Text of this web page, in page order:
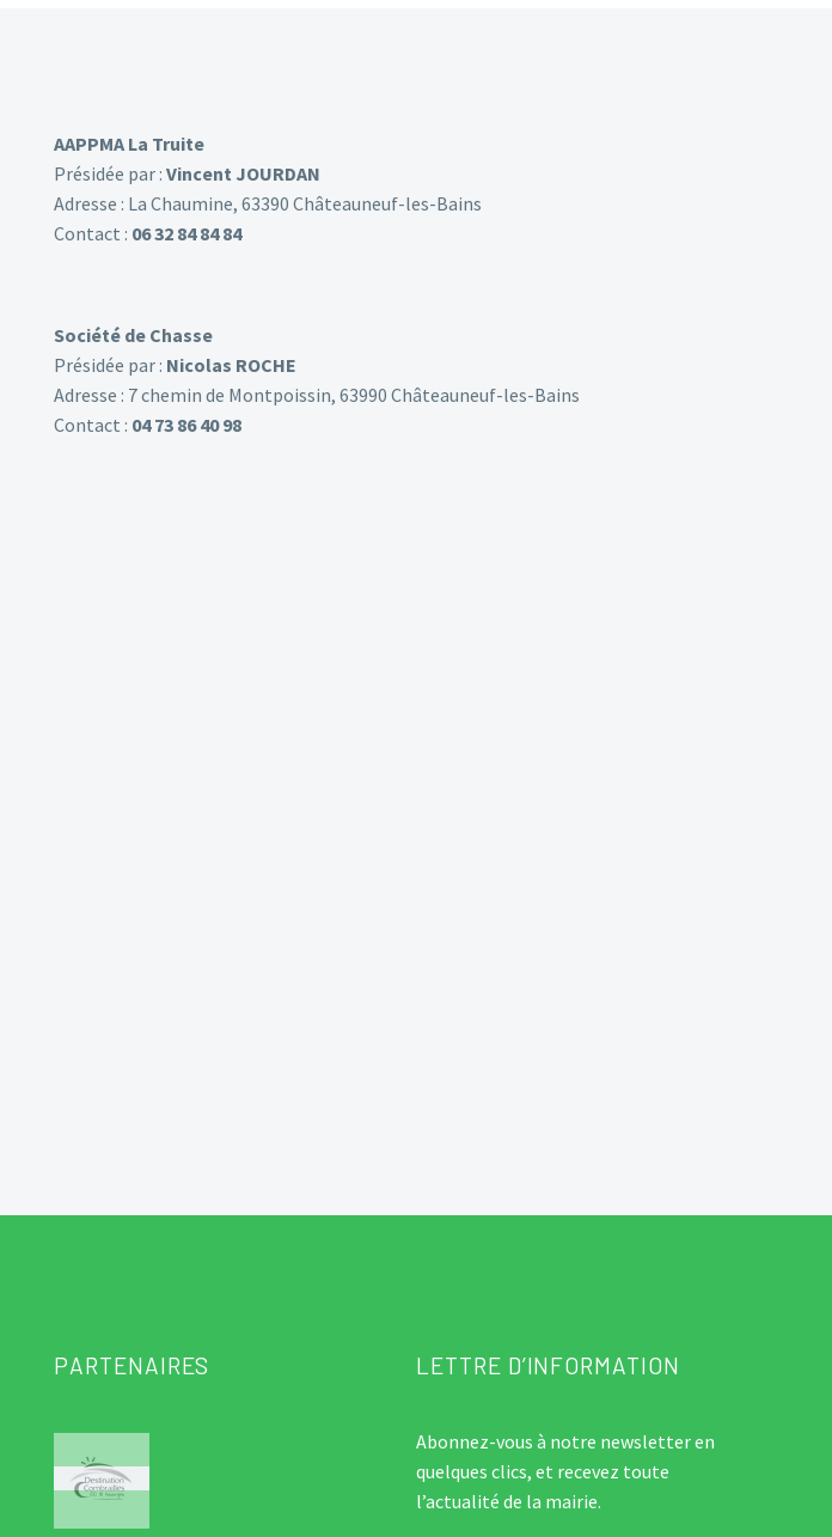
AAPPMA La Truite
Présidée par : Vincent JOURDAN
Adresse : La Chaumine, 63390 Châteauneuf-les-Bains
Contact : 06 32 84 84 84
Société de Chasse
Présidée par : Nicolas ROCHE
Adresse : 7 chemin de Montpoissin, 63990 Châteauneuf-les-Bains
Contact : 04 73 86 40 98
PARTENAIRES LETTRE D’INFORMATION
Abonnez-vous à notre newsletter en
quelques clics, et recevez toute
l’actualité de la mairie.